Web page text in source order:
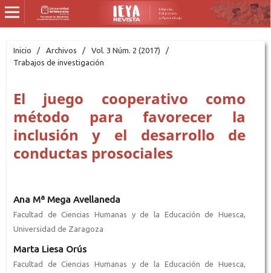
Inicio / Archivos / Vol. 3 Núm. 2 (2017)
/
Trabajos de investigación
El juego cooperativo como
método para favorecer la
inclusión y el desarrollo de
conductas prosociales
Ana Mª Mega Avellaneda
Facultad de Ciencias Humanas y de la Educación de Huesca,
Universidad de Zaragoza
Marta Liesa Orús
Facultad de Ciencias Humanas y de la Educación de Huesca,